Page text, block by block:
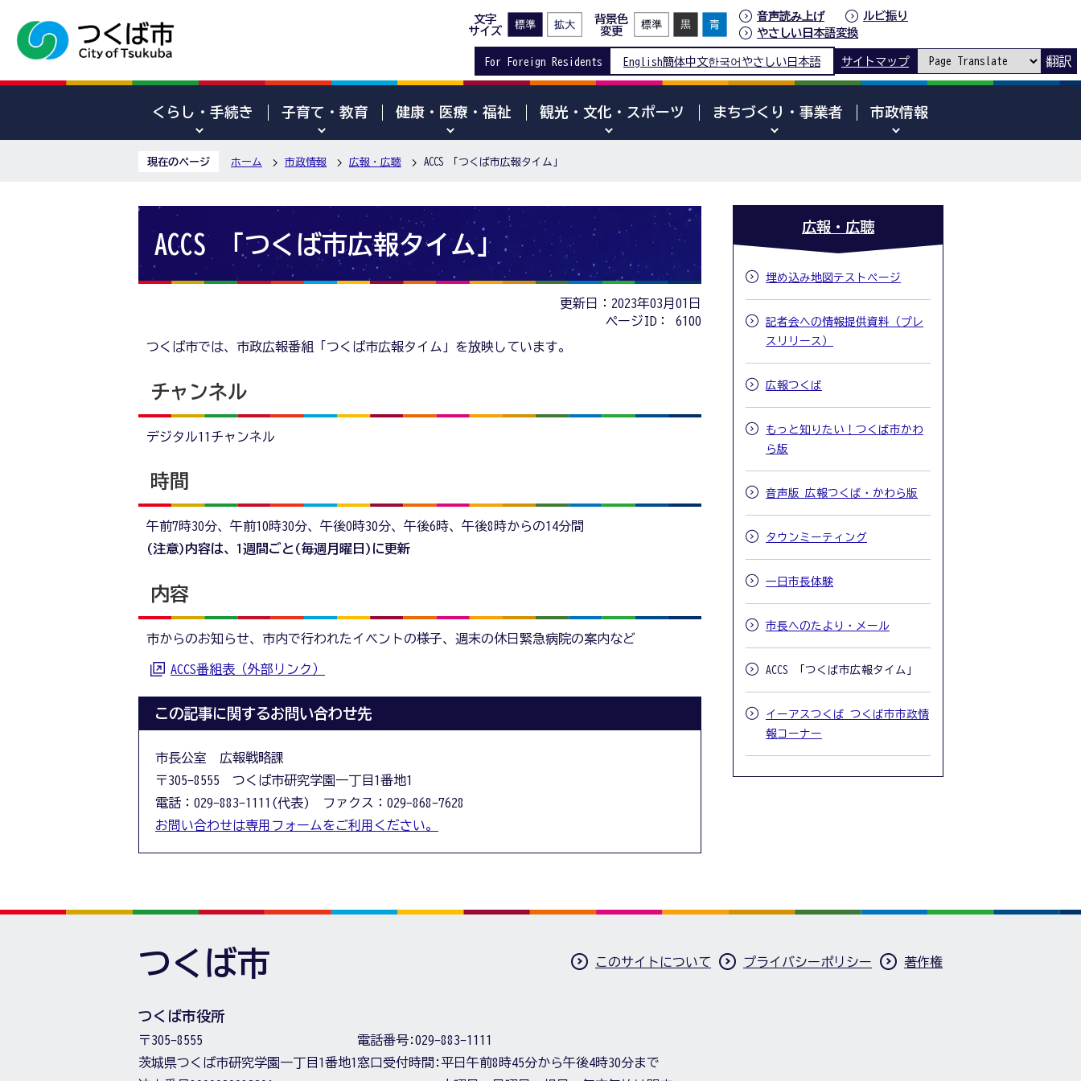
文字
サイズ
背景色
変更
音声読み上げ
ルビ振り
やさしい日本語変換
For Foreign Residents English簡体中文한국어 やさしい日本語 サイトマップ 翻訳
くらし・手続き 子育て・教育 健康・医療・福祉 観光・文化・スポーツ まちづくり・事業者 市政情報
現在のページ ホーム 市政情報 広報・広聴 ACCS 「つくば市広報タイム」
ACCS 「つくば市広報タイム」
更新日：2023年03月01日
ページID：
6100
つくば市では、市政広報番組「つくば市広報タイム」を放映しています。
チャンネル
デジタル11チャンネル
時間
午前7時30分、午前10時30分、午後0時30分、午後6時、午後8時からの14分間
(注意)内容は、1週間ごと(毎週月曜日)に更新
内容
市からのお知らせ、市内で行われたイベントの様子、週末の休日緊急病院の案内など
ACCS番組表（外部リンク）
この記事に関するお問い合わせ先
市長公室 広報戦略課
〒305-8555 つくば市研究学園一丁目1番地1
電話：029-883-1111(代表) ファクス：029-868-7628
お問い合わせは専用フォームをご利用ください。
広報・広聴
埋め込み地図テストページ
記者会への情報提供資料（プレ
スリリース）
広報つくば
もっと知りたい！つくば市かわ
ら版
音声版 広報つくば・かわら版
タウンミーティング
一日市長体験
市長へのたより・メール
ACCS 「つくば市広報タイム」
イーアスつくば つくば市市政情
報コーナー
つくば市 このサイトについて プライバシーポリシー 著作権
つくば市役所
〒305-8555
茨城県つくば市研究学園一丁目1番地1
電話番号:029-883-1111
窓口受付時間:平日午前8時45分から午後4時30分まで